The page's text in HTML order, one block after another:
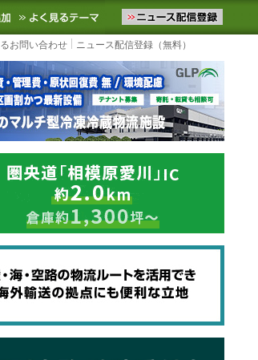
ュースをお届けします。物流ニュース
お気に入りに追加 よく見るテーマ
お問い合わせ ニュース配信登録（無料）